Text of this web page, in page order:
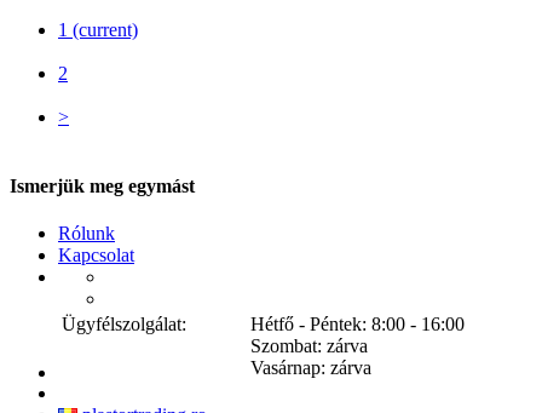
1 (current)
2
>
Ismerjük meg egymást
Rólunk
Kapcsolat
Ügyfélszolgálat:
Hétfő - Péntek: 8:00 - 16:00
Szombat: zárva
Vasárnap: zárva